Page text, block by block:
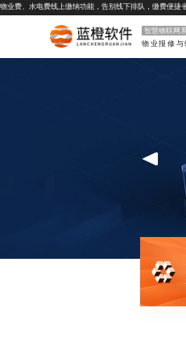
物业费、水电费线上缴纳功能，告别线下排队，缴费便捷
智慧物联网